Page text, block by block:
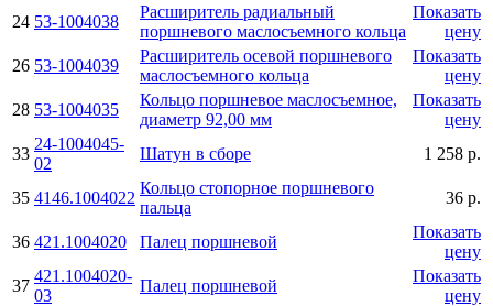
24 53-1004038
Расширитель радиальный
поршневого маслосъемного кольца
Показать
цену
26 53-1004039
Расширитель осевой поршневого
маслосъемного кольца
Показать
цену
28 53-1004035
Кольцо поршневое маслосъемное,
диаметр 92,00 мм
Показать
цену
33
24-1004045-
02
Шатун в сборе 1 258 р.
35 4146.1004022
Кольцо стопорное поршневого
пальца
36 р.
36 421.1004020 Палец поршневой
Показать
цену
37
421.1004020-
03
Палец поршневой
Показать
цену